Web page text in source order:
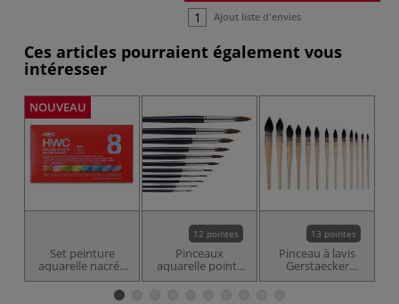
Ajout liste d'envies
Ces articles pourraient également vous
intéresser
NOUVEAU
Set peinture
aquarelle nacrée
Holbein
12 pointes
Pinceaux
aquarelle pointe
ronde I Love Art
13 pointes
Pinceau à lavis
Gerstaecker
pointe ronde